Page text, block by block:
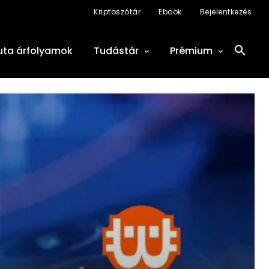
Kriptoszótár Ebook Bejelentkezés
árfolyamok Tudástár Prémium